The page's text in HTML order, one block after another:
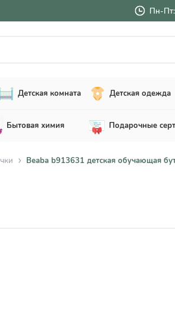
Пн-
Детская комната Детская одежда
Бытовая химия Подарочные
Beaba b913631 детская обучающая